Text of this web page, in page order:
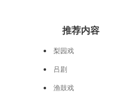
推荐内容
梨园戏
吕剧
渔鼓戏